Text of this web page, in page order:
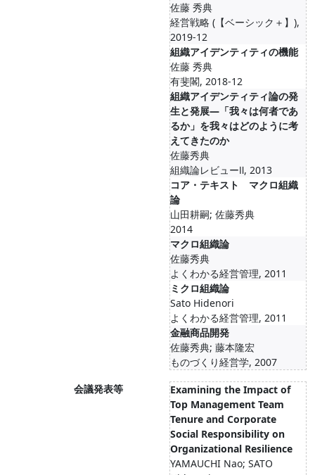
佐藤 秀典
経営戦略 (【ベーシック＋】),
2019-12
組織アイデンティティの機能
佐藤 秀典
有斐閣, 2018-12
組織アイデンティティ論の発
生と発展―「我々は何者であ
るか」を我々はどのように考
えてきたのか
佐藤秀典
組織論レビューⅡ, 2013
コア・テキスト マクロ組織
論
山田耕嗣; 佐藤秀典
2014
マクロ組織論
佐藤秀典
よくわかる経営管理, 2011
ミクロ組織論
Sato Hidenori
よくわかる経営管理, 2011
金融商品開発
佐藤秀典; 藤本隆宏
ものづくり経営学, 2007
会議発表等
Examining the Impact of
Top Management Team
Tenure and Corporate
Social Responsibility on
Organizational Resilience
YAMAUCHI Nao; SATO